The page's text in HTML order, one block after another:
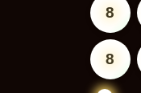
8
8